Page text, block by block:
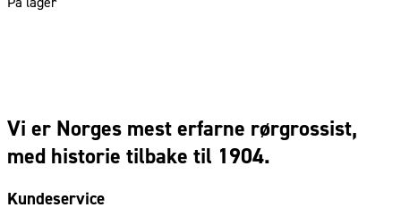
Vi er Norges mest erfarne rørgrossist,
med historie tilbake til 1904.
Kundeservice